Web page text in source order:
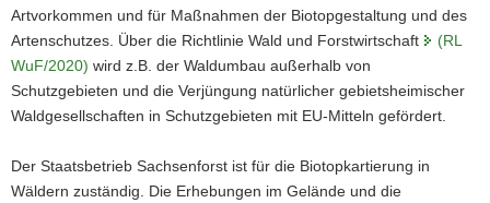
Artvorkommen und für Maßnahmen der Biotopgestaltung und des
Artenschutzes. Über die Richtlinie Wald und Forstwirtschaft
(RL
WuF/2020) wird z.B. der Waldumbau außerhalb von
Schutzgebieten und die Verjüngung natürlicher gebietsheimischer
Waldgesellschaften in Schutzgebieten mit EU-Mitteln gefördert.
Der Staatsbetrieb Sachsenforst ist für die Biotopkartierung in
Wäldern zuständig. Die Erhebungen im Gelände und die